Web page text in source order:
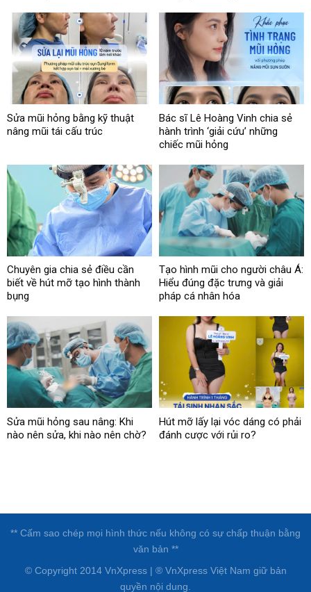
Sửa mũi hỏng bằng kỹ thuật
nâng mũi tái cấu trúc
Bác sĩ Lê Hoàng Vinh chia sẻ
hành trình ‘giải cứu’ những
chiếc mũi hỏng
Chuyên gia chia sẻ điều cần
biết về hút mỡ tạo hình thành
bụng
Tạo hình mũi cho người châu Á:
Hiểu đúng đặc trưng và giải
pháp cá nhân hóa
Sửa mũi hỏng sau nâng: Khi
nào nên sửa, khi nào nên chờ?
Hút mỡ lấy lại vóc dáng có phải
đánh cược với rủi ro?
** Cấm sao chép mọi hình thức nếu không có sự chấp thuận bằng
văn bản **
© Copyright 2014 VnXpress | ® VnXpress Việt Nam giữ bản
quyền nội dung.